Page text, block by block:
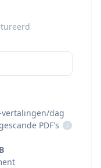
dag
PDF's
i